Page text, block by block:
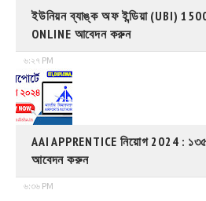
ইউনিয়ন ব্যাঙ্ক অফ ইন্ডিয়া (UBI)
ONLINE আবেদন করুন
৬:২৭ PM
AAI APPRENTICE নিয়োগ 2024 :
আবেদন করুন
৬:৩৬ PM